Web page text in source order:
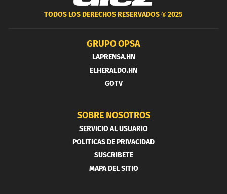
TODOS LOS DERECHOS RESERVADOS ®2025
GRUPO OPSA
LAPRENSA.HN
ELHERALDO.HN
GOTV
SOBRE NOSOTROS
SERVICIO AL USUARIO
POLITICAS DE PRIVACIDAD
SUSCRIBETE
MAPA DEL SITIO